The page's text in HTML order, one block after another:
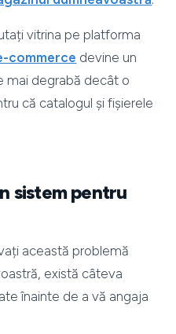
vitrina pe platforma
commerce devine un
mai degrabă decât o
că catalogul și fișierele
sistem pentru
această problemă
există câteva
înainte de a vă angaja